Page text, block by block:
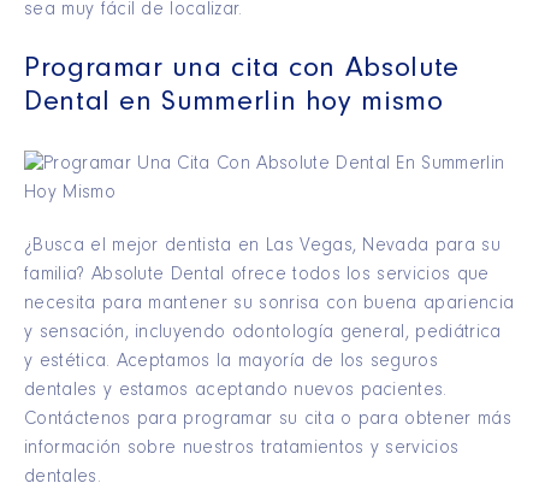
sea muy fácil de localizar.
Programar una cita con Absolute
Dental en Summerlin hoy mismo
¿Busca el mejor dentista en Las Vegas, Nevada para su
familia? Absolute Dental ofrece todos los servicios que
necesita para mantener su sonrisa con buena apariencia
y sensación, incluyendo odontología general, pediátrica
y estética. Aceptamos la mayoría de los seguros
dentales y estamos aceptando nuevos pacientes.
Contáctenos para programar su cita o para obtener más
información sobre nuestros tratamientos y servicios
dentales.